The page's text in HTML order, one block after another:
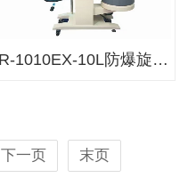
R-1010EX-10L防爆旋转蒸发仪
下一页 末页